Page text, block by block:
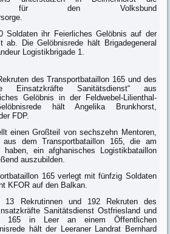
für den Volksbund
Soldaten ihr Feierliches Gelöbnis auf der
ab. Die Gelöbnisrede hält Brigadegeneral
Logistikbrigade 1.
des Transportbataillon 165 und des
Einsatzkräfte Sanitätsdienst“ aus
Gelöbnis in der Feldwebel-Lilienthal-
hält Angelika Brunkhorst,
FDP.
einen Großteil von sechszehn Mentoren,
aus dem Transportbataillon 165, die am
haben, ein afghanisches Logistikbataillon
auszubilden.
165 verlegt mit fünfzig Soldaten
KFOR auf den Balkan.
13 Rekrutinnen und 192 Rekruten des
Sanitätsdienst Ostfriesland und
165 in Leer an einem Öffentlichen
hält der Leeraner Landrat Bernhard